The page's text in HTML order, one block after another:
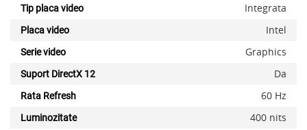
Tip placa video Integrata
Placa video Intel
Serie video Graphics
Suport DirectX 12 Da
Rata Refresh 60 Hz
Luminozitate 400 nits